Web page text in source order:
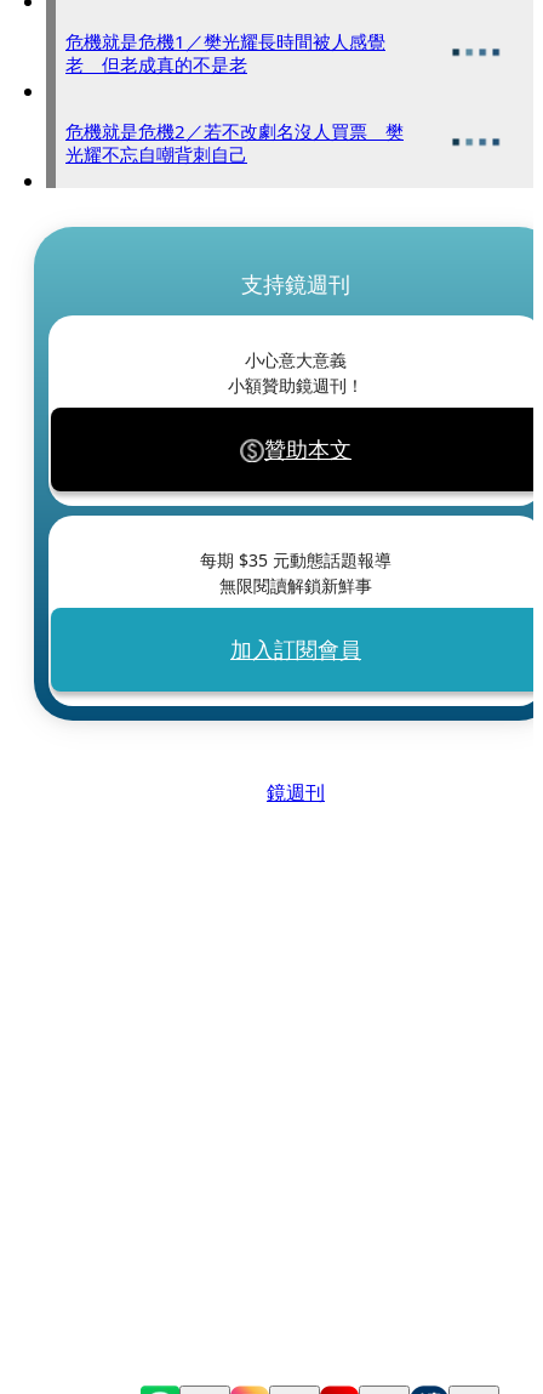
危機就是危機1／樊光耀長時間被人感覺
老 但老成真的不是老
危機就是危機2／若不改劇名沒人買票 樊
光耀不忘自嘲背刺自己
支持鏡週刊
小心意大意義
小額贊助鏡週刊！
贊助本文
每期 $35 元動態話題報導
無限閱讀解鎖新鮮事
加入訂閱會員
鏡週刊